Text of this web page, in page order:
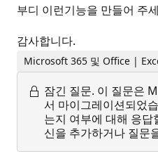
부디 이런기능을 만들어 주
감사합니다.
Microsoft 365 및 Office |
잠긴 질문. 이 질문은
서 마이그레이션되었
는지 여부에 대해 응답
신을 추가하거나 질문